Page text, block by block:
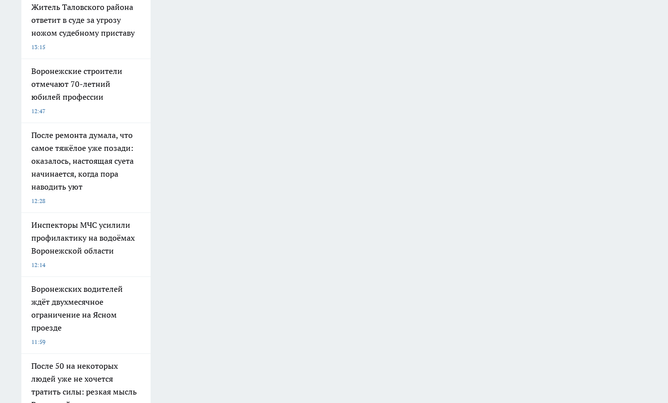
Житель Таловского района
ответит в суде за угрозу
ножом судебному приставу
13:15
Воронежские строители
отмечают 70-летний
юбилей профессии
12:47
После ремонта думала, что
самое тяжёлое уже позади:
оказалось, настоящая суета
начинается, когда пора
наводить уют
12:28
Инспекторы МЧС усилили
профилактику на водоёмах
Воронежской области
12:14
Воронежских водителей
ждёт двухмесячное
ограничение на Ясном
проезде
11:59
После 50 на некоторых
людей уже не хочется
тратить силы: резкая мысль